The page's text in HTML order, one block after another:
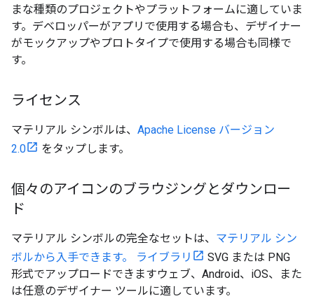
まな種類のプロジェクトやプラットフォームに適していま
す。デベロッパーがアプリで使用する場合も、デザイナー
がモックアップやプロトタイプで使用する場合も同様で
す。
ライセンス
マテリアル シンボルは、 Apache License バージョン
2.0
をタップします。
個々のアイコンのブラウジングとダウンロー
ド
マテリアル シンボルの完全なセットは、 マテリアル シン
ボルから入手できます。 ライブラリ
SVG または PNG
形式でアップロードできますウェブ、Android、iOS、また
は任意のデザイナー ツールに適しています。